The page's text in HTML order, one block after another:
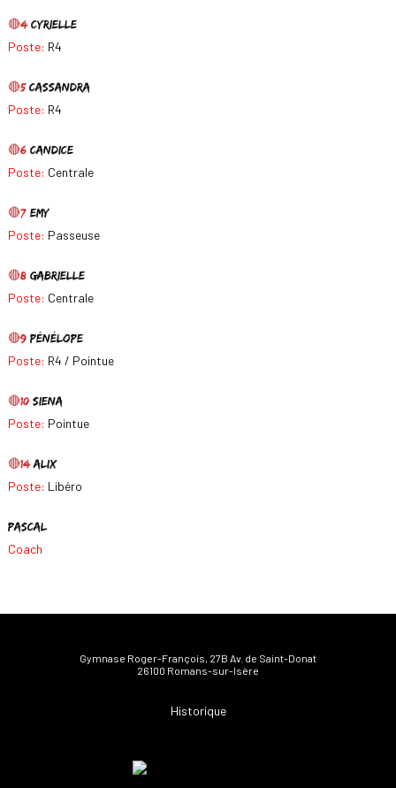
🔴4Cyrielle
Poste: R4
🔴5Cassandra
Poste: R4
🔴6Candice
Poste: Centrale
🔴7Emy
Poste: Passeuse
🔴8Gabrielle
Poste: Centrale
🔴9 Pénélope
Poste: R4 / Pointue
🔴10Siena
Poste: Pointue
🔴14Alix
Poste: Libéro
Pascal
Coach
Gymnase Roger-François, 27B Av. de Saint-Donat
26100 Romans-sur-Isère
Historique